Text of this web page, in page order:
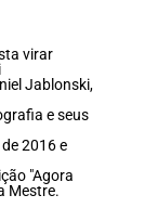
virar
Jablonski,
e seus
2016 e
"Agora
Mestre.